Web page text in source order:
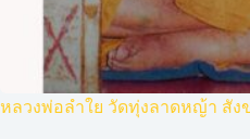
หลวงพ่อลำใย วัดทุ่งลาดหญ้า สังข